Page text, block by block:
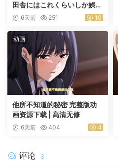
田舎にはこれくらいしか娯楽
がない ＃1乡下几乎没有娱乐
6天前 251 10
动画
他所不知道的秘密 完整版动
画资源下载 | 高清无修
6天前 404 4
评论 3